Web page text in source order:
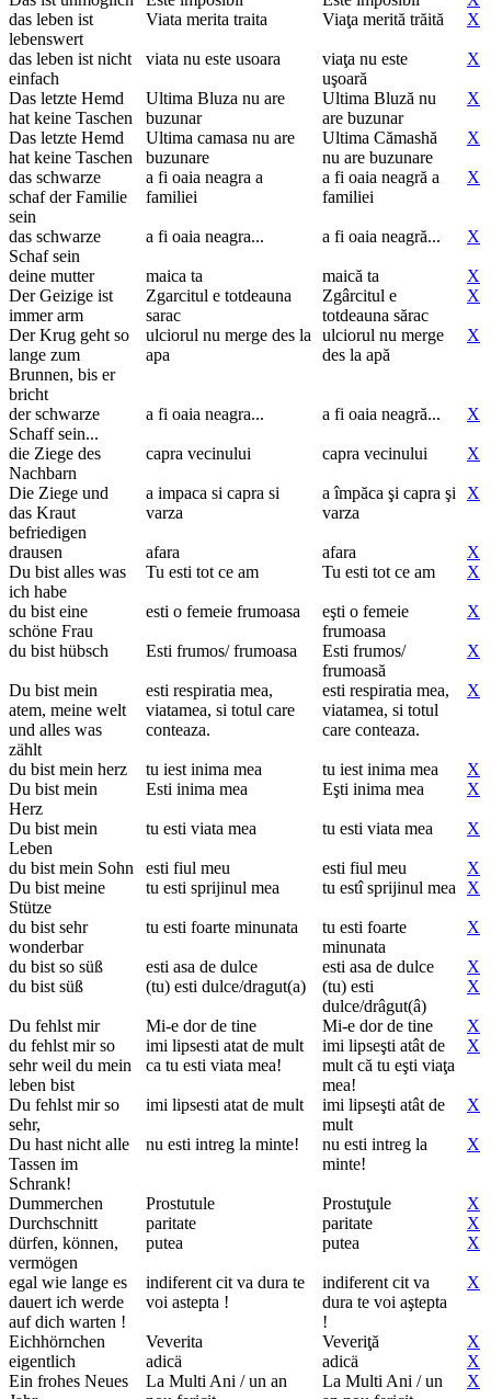
das leben ist
lebenswert
Viata merita traita Viaţa merită trăită X
das leben ist nicht
einfach
viata nu este usoara
viaţa nu este
uşoară
X
Das letzte Hemd
hat keine Taschen
Ultima Bluza nu are
buzunar
Ultima Bluză nu
are buzunar
X
Das letzte Hemd
hat keine Taschen
Ultima camasa nu are
buzunare
Ultima Cămashă
nu are buzunare
X
das schwarze
schaf der Familie
sein
a fi oaia neagra a
familiei
a fi oaia neagră a
familiei
X
das schwarze
Schaf sein
a fi oaia neagra... a fi oaia neagră... X
deine mutter maica ta maică ta
X
Der Geizige ist
immer arm
Zgarcitul e totdeauna
sarac
Zgârcitul e
totdeauna sărac
X
Der Krug geht so
lange zum
Brunnen, bis er
bricht
ulciorul nu merge des la
apa
ulciorul nu merge
des la apă
X
der schwarze
Schaff sein...
a fi oaia neagra... a fi oaia neagră... X
die Ziege des
Nachbarn
capra vecinului capra vecinului X
Die Ziege und
das Kraut
befriedigen
a impaca si capra si
varza
a împăca şi capra şi
varza
X
drausen afara afara
X
Du bist alles was
ich habe
Tu esti tot ce am Tu esti tot ce am X
du bist eine
schöne Frau
esti o femeie frumoasa
eşti o femeie
frumoasa
X
du bist hübsch Esti frumos/ frumoasa
Esti frumos/
frumoasă
X
Du bist mein
atem, meine welt
und alles was
zählt
esti respiratia mea,
viatamea, si totul care
conteaza.
esti respiratia mea,
viatamea, si totul
care conteaza.
X
du bist mein herz tu iest inima mea tu iest inima mea
X
Du bist mein
Herz
Esti inima mea Eşti inima mea X
Du bist mein
Leben
tu esti viata mea tu esti viata mea X
du bist mein Sohn esti fiul meu esti fiul meu
X
Du bist meine
Stütze
tu esti sprijinul mea tu estî sprijinul mea X
du bist sehr
wonderbar
tu esti foarte minunata
tu esti foarte
minunata
X
du bist so süß esti asa de dulce esti asa de dulce
X
du bist süß
(tu) esti dulce/dragut(a)
(tu) esti
dulce/drâgut(â)
X
Du fehlst mir Mi-e dor de tine Mi-e dor de tine
X
du fehlst mir so
sehr weil du mein
leben bist
imi lipsesti atat de mult
ca tu esti viata mea!
imi lipseşti atât de
mult că tu eşti viaţa
mea!
X
Du fehlst mir so
sehr,
imi lipsesti atat de mult
imi lipseşti atât de
mult
X
Du hast nicht alle
Tassen im
Schrank!
nu esti intreg la minte!
nu esti intreg la
minte!
X
Dummerchen Prostutule Prostuţule
X
Durchschnitt
paritate paritate
X
dürfen, können,
vermögen
putea putea X
egal wie lange es
dauert ich werde
auf dich warten !
indiferent cit va dura te
voi astepta !
indiferent cit va
dura te voi aştepta
!
X
Eichhörnchen Veverita Veveriţă
X
eigentlich
adicä adicä
X
Ein frohes Neues
La Multi Ani / un an
La Multi Ani / un
X